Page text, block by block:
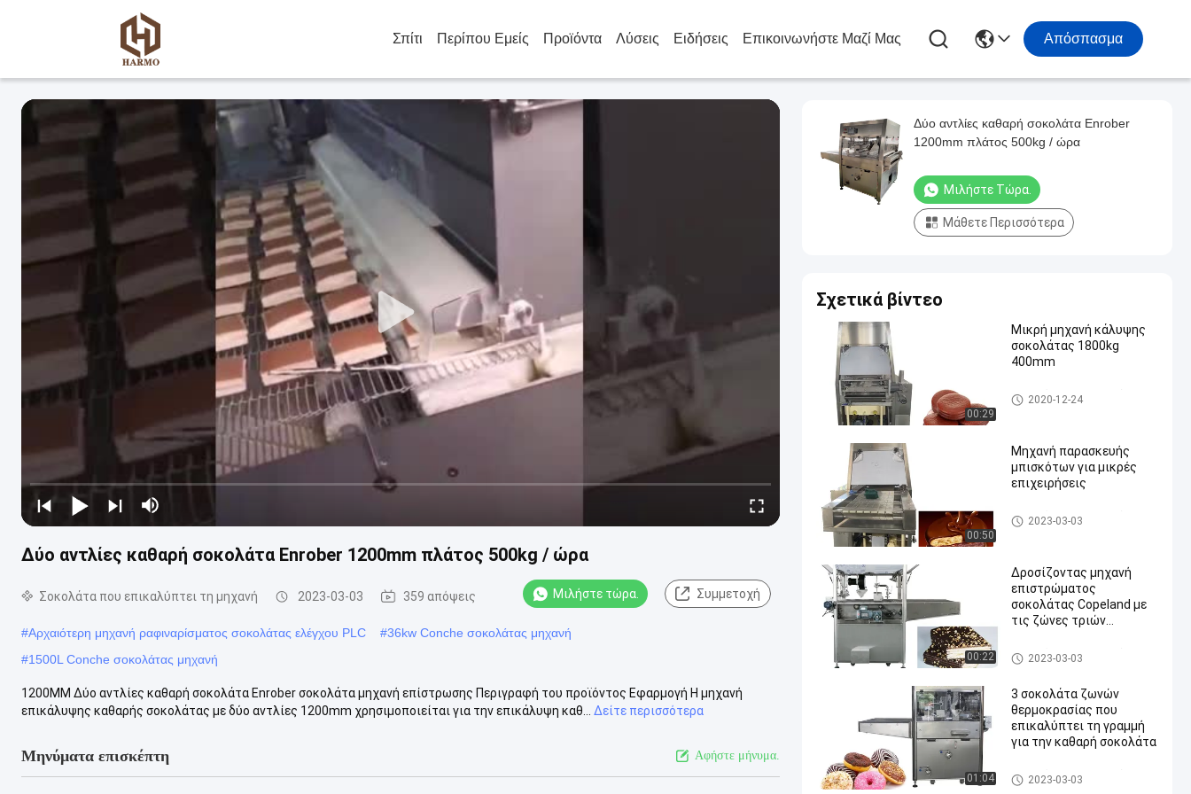
Σπίτι Περίπου Εμείς Προϊόντα Λύσεις Ειδήσεις Επικοινωνήστε Μαζί Μας Απόσπασμα
Δύο αντλίες καθαρή σοκολάτα Enrober 1200mm πλάτος 500kg / ώρα
Σοκολάτα που επικαλύπτει τη μηχανή 2023-03-03 359 απόψεις Μιλήστε τώρα. Συμμετοχή
#Αρχαιότερη μηχανή ραφιναρίσματος σοκολάτας ελέγχου PLC #36kw Conche σοκολάτας μηχανή
#1500L Conche σοκολάτας μηχανή
1200MM Δύο αντλίες καθαρή σοκολάτα Enrober σοκολάτα μηχανή επίστρωσης Περιγραφή του προϊόντος Εφαρμογή Η μηχανή
επικάλυψης καθαρής σοκολάτας με δύο αντλίες 1200mm χρησιμοποιείται για την επικάλυψη καθ...
Δείτε περισσότερα
Μηνύματα επισκέπτη Αφήστε μήνυμα.
Δύο αντλίες καθαρή σοκολάτα Enrober
1200mm πλάτος 500kg / ώρα
Μιλήστε Τώρα.
Μάθετε Περισσότερα
Σχετικά βίντεο
00:29
Μικρή μηχανή κάλυψης
σοκολάτας 1800kg
400mm
Σοκολάτα που επικαλύπτει τ
η μηχανή
2020-12-24
00:50
Μηχανή παρασκευής
μπισκότων για μικρές
επιχειρήσεις
Σοκολάτα που επικαλύπτει τ
η μηχανή
2023-03-03
00:22
Δροσίζοντας μηχανή
επιστρώματος
σοκολάτας Copeland με
τις ζώνες τριών
Σοκολάτα που επικαλύπτει τ
η μηχανή
2023-03-03
01:04
3 σοκολάτα ζωνών
θερμοκρασίας που
επικαλύπτει τη γραμμή
για την καθαρή σοκολάτα
Σοκολάτα που επικαλύπτει τ
η μηχανή
2023-03-03